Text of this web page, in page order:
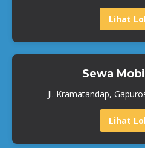
Lihat
Sewa
Jl. Kramatandap,
Lihat